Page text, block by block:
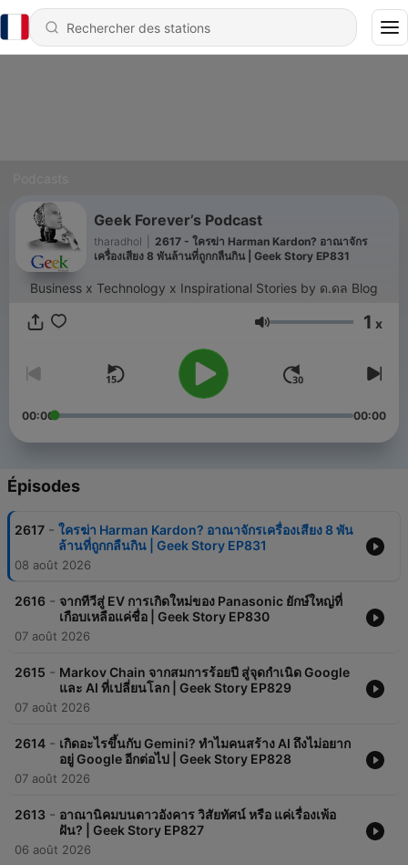
Geek Forever’s Podcast
tharadhol
2617 - ใครฆ่า Harman Kardon? อาณาจักร
เครื่องเสียง 8 พันล้านที่ถูกกลืนกิน | Geek Story EP831
Business x Technology x Inspirational Stories by ด.ดล Blog
Volume 1 x
00:00 00:00
Épisodes
2617 - ใครฆ่า Harman Kardon? อาณาจักรเครื่องเสียง 8 พัน
ล้านที่ถูกกลืนกิน | Geek Story EP831
08 août 2026
2616 - จากทีวีสู่ EV การเกิดใหม่ของ Panasonic ยักษ์ใหญ่ที่
เกือบเหลือแค่ชื่อ | Geek Story EP830
07 août 2026
2615 - Markov Chain จากสมการร้อยปี สู่จุดกำเนิด Google
และ AI ที่เปลี่ยนโลก | Geek Story EP829
07 août 2026
2614 - เกิดอะไรขึ้นกับ Gemini? ทำไมคนสร้าง AI ถึงไม่อยาก
อยู่ Google อีกต่อไป | Geek Story EP828
07 août 2026
2613 - อาณานิคมบนดาวอังคาร วิสัยทัศน์ หรือ แค่เรื่องเพ้อ
ฝัน? | Geek Story EP827
06 août 2026